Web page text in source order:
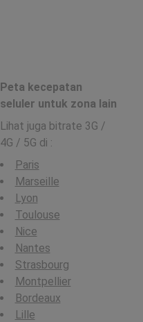
Peta kecepatan
seluler untuk zona lain
Lihat juga bitrate 3G /
4G / 5G di :
Paris
Marseille
Lyon
Toulouse
Nice
Nantes
Strasbourg
Montpellier
Bordeaux
Lille